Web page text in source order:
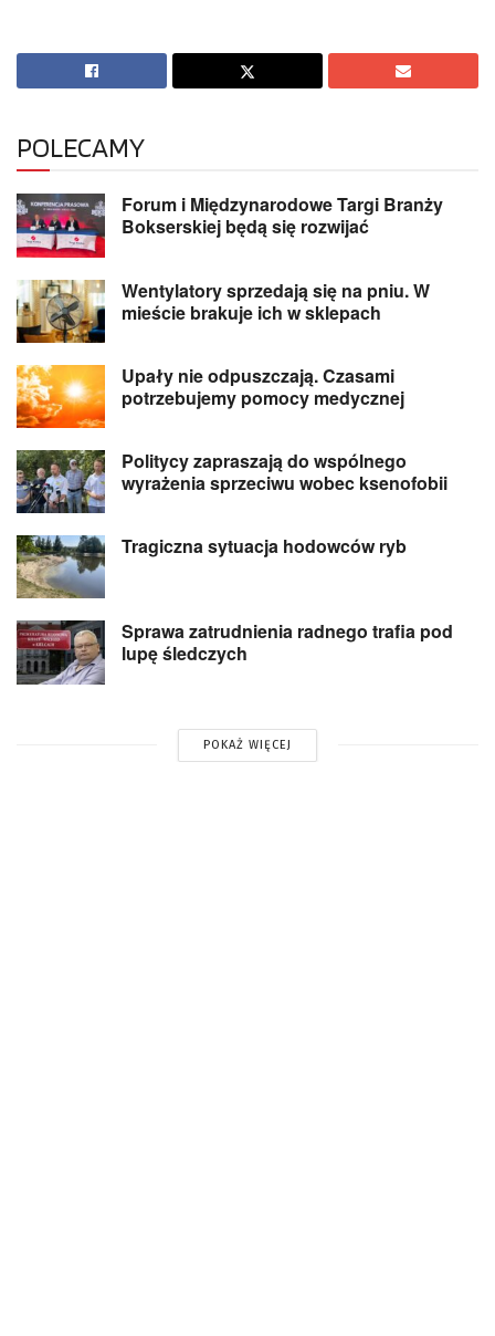
POLECAMY
Forum i Międzynarodowe Targi Branży
Bokserskiej będą się rozwijać
Wentylatory sprzedają się na pniu. W
mieście brakuje ich w sklepach
Upały nie odpuszczają. Czasami
potrzebujemy pomocy medycznej
Politycy zapraszają do wspólnego
wyrażenia sprzeciwu wobec ksenofobii
Tragiczna sytuacja hodowców ryb
Sprawa zatrudnienia radnego trafia pod
lupę śledczych
POKAŻ WIĘCEJ